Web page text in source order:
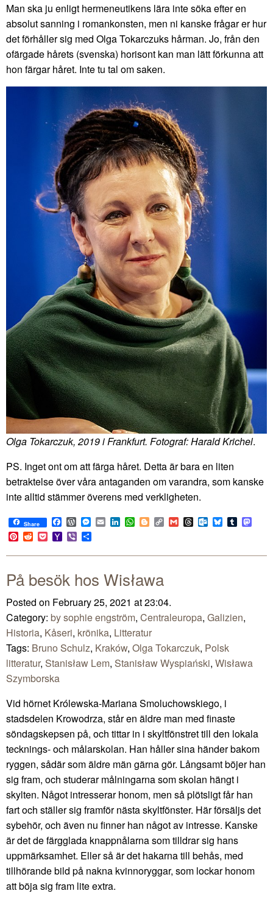
Man ska ju enligt hermeneutikens lära inte söka efter en
absolut sanning i romankonsten, men ni kanske frågar er hur
det förhåller sig med Olga Tokarczuks hårman. Jo, från den
ofärgade hårets (svenska) horisont kan man lätt förkunna att
hon färgar håret. Inte tu tal om saken.
Olga Tokarczuk, 2019 i Frankfurt. Fotograf: Harald Krichel.
PS. Inget ont om att färga håret. Detta är bara en liten
betraktelse över våra antaganden om varandra, som kanske
inte alltid stämmer överens med verkligheten.
Share Facebook
WordPress
Messenger
EmailLinkedIn
WhatsApp
BloggerCopy
Link
GmailThreadsOutlook.com
BlueskyTumblr
Pinterest
RedditPocketYahoo
Mail
Viber
På besök hos Wisława
Posted on February 25, 2021 at 23:04.
Category: by sophie engström, Centraleuropa, Galizien,
Historia, Kåseri, krönika, Litteratur
Tags: Bruno Schulz, Kraków, Olga Tokarczuk, Polsk
litteratur, Stanisław Lem, Stanisław Wyspiański, Wisława
Szymborska
Vid hörnet Królewska-Mariana Smoluchowskiego, i
stadsdelen Krowodrza, står en äldre man med finaste
söndagskepsen på, och tittar in i skyltfönstret till den lokala
tecknings- och målarskolan. Han håller sina händer bakom
ryggen, sådär som äldre män gärna gör. Långsamt böjer han
sig fram, och studerar målningarna som skolan hängt i
skylten. Något intresserar honom, men så plötsligt får han
fart och ställer sig framför nästa skyltfönster. Här försäljs det
sybehör, och även nu finner han något av intresse. Kanske
är det de färgglada knappnålarna som tilldrar sig hans
uppmärksamhet. Eller så är det hakarna till behås, med
tillhörande bild på nakna kvinnoryggar, som lockar honom
att böja sig fram lite extra.